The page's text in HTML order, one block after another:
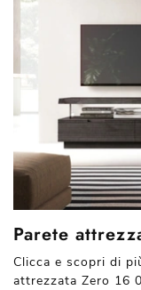
Parete
Clicca e scopri di
attrezzata Zero 16